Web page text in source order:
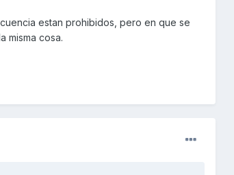
estan prohibidos, pero en que se
misma cosa.